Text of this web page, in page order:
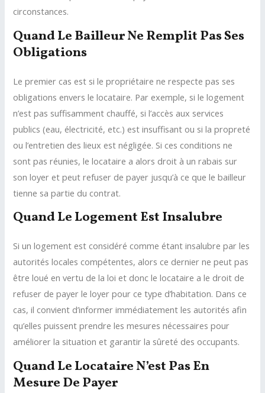
circonstances.
Quand Le Bailleur Ne Remplit Pas Ses
Obligations
Le premier cas est si le propriétaire ne respecte pas ses
obligations envers le locataire. Par exemple, si le logement
n’est pas suffisamment chauffé, si l’accès aux services
publics (eau, électricité, etc.) est insuffisant ou si la propreté
ou l’entretien des lieux est négligée. Si ces conditions ne
sont pas réunies, le locataire a alors droit à un rabais sur
son loyer et peut refuser de payer jusqu’à ce que le bailleur
tienne sa partie du contrat.
Quand Le Logement Est Insalubre
Si un logement est considéré comme étant insalubre par les
autorités locales compétentes, alors ce dernier ne peut pas
être loué en vertu de la loi et donc le locataire a le droit de
refuser de payer le loyer pour ce type d’habitation. Dans ce
cas, il convient d’informer immédiatement les autorités afin
qu’elles puissent prendre les mesures nécessaires pour
améliorer la situation et garantir la sûreté des occupants.
Quand Le Locataire N’est Pas En
Mesure De Payer